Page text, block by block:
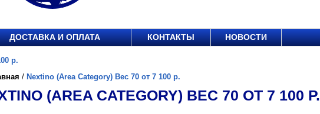
ДОСТАВКА И ОПЛАТА КОНТАКТЫ НОВОСТИ
р.
/ Nextino (Area Category) Вес 70 от 7 100 р.
(AREA CATEGORY) ВЕС 70 ОТ 7 100 Р.